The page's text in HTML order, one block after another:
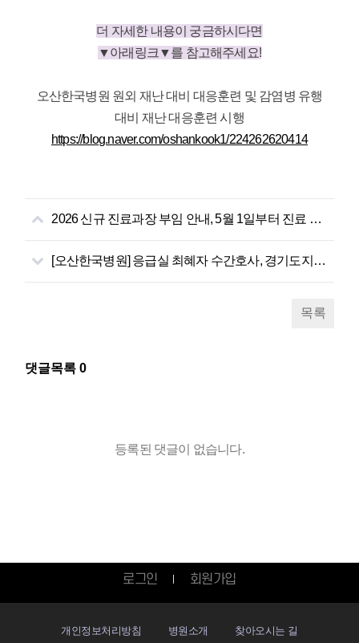
더 자세한 내용이 궁금하시다면
▼아래링크▼를 참고해주세요!
오산한국병원 원외 재난 대비 대응훈련 및 감염병 유행
대비 재난 대응훈련 시행
https://blog.naver.com/oshankook1/224262620414
2026 신규 진료과장 부임 안내, 5월 1일부터 진료 시작!
[오산한국병원] 응급실 최혜자 수간호사, 경기도지사 표창장 수상!
목록
댓글목록0
등록된 댓글이 없습니다.
로그인 회원가입
개인정보처리방침 병원소개 찾아오시는 길